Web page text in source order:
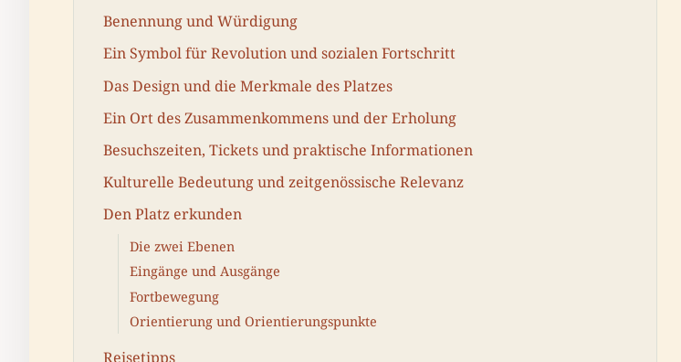
Benennung und Würdigung
Ein Symbol für Revolution und sozialen Fortschritt
Das Design und die Merkmale des Platzes
Ein Ort des Zusammenkommens und der Erholung
Besuchszeiten, Tickets und praktische Informationen
Kulturelle Bedeutung und zeitgenössische Relevanz
Den Platz erkunden
Die zwei Ebenen
Eingänge und Ausgänge
Fortbewegung
Orientierung und Orientierungspunkte
Reisetipps